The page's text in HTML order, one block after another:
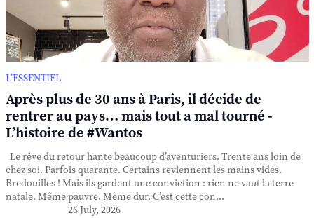
L’ESSENTIEL
Après plus de 30 ans à Paris, il décide de
rentrer au pays… mais tout a mal tourné -
L’histoire de #Wantos
Le rêve du retour hante beaucoup d’aventuriers. Trente ans loin de
chez soi. Parfois quarante. Certains reviennent les mains vides.
Bredouilles ! Mais ils gardent une conviction : rien ne vaut la terre
natale. Même pauvre. Même dur. C’est cette con...
26 July, 2026